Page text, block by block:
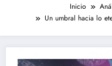
Inicio
Un umbral hacia lo